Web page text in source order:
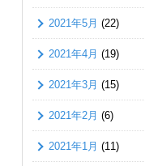
2021年5月 (22)
2021年4月 (19)
2021年3月 (15)
2021年2月 (6)
2021年1月 (11)